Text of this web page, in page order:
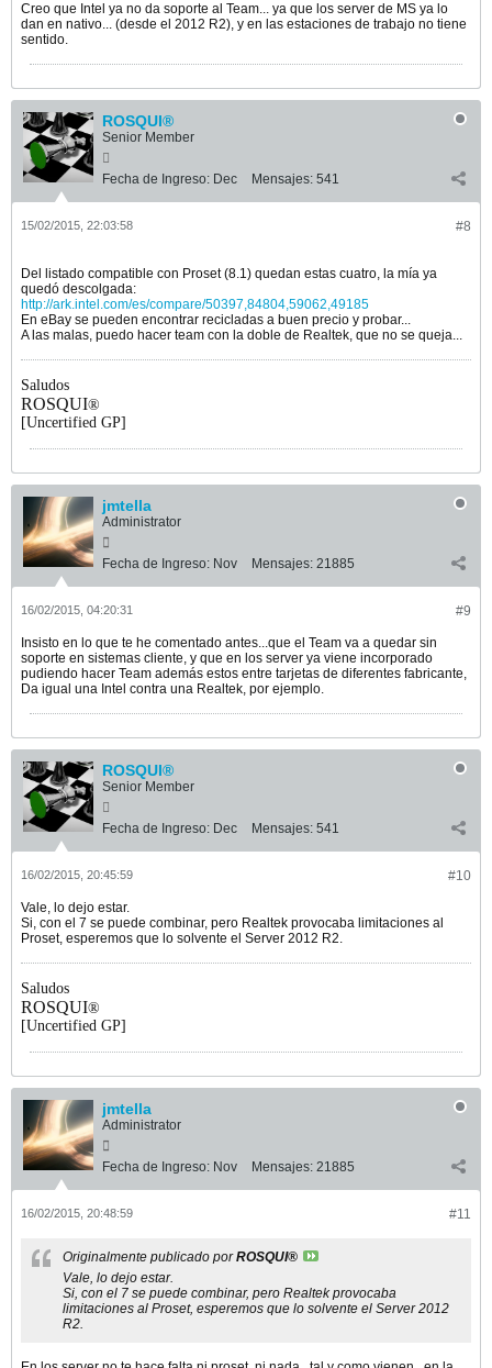
Creo que Intel ya no da soporte al Team... ya que los server de MS ya lo
dan en nativo... (desde el 2012 R2), y en las estaciones de trabajo no tiene
sentido.
ROSQUI®
Senior Member
Fecha de Ingreso: Dec Mensajes: 541
#8
15/02/2015, 22:03:58
Del listado compatible con Proset (8.1) quedan estas cuatro, la mía ya
quedó descolgada:
http://ark.intel.com/es/compare/50397,84804,59062,49185
En eBay se pueden encontrar recicladas a buen precio y probar...
A las malas, puedo hacer team con la doble de Realtek, que no se queja...
Saludos
ROSQUI®
[Uncertified GP]
jmtella
Administrator
Fecha de Ingreso: Nov Mensajes: 21885
#9
16/02/2015, 04:20:31
Insisto en lo que te he comentado antes...que el Team va a quedar sin
soporte en sistemas cliente, y que en los server ya viene incorporado
pudiendo hacer Team además estos entre tarjetas de diferentes fabricante,
Da igual una Intel contra una Realtek, por ejemplo.
ROSQUI®
Senior Member
Fecha de Ingreso: Dec Mensajes: 541
#10
16/02/2015, 20:45:59
Vale, lo dejo estar.
Si, con el 7 se puede combinar, pero Realtek provocaba limitaciones al
Proset, esperemos que lo solvente el Server 2012 R2.
Saludos
ROSQUI®
[Uncertified GP]
jmtella
Administrator
Fecha de Ingreso: Nov Mensajes: 21885
#11
16/02/2015, 20:48:59
Originalmente publicado porROSQUI®
Vale, lo dejo estar.
Si, con el 7 se puede combinar, pero Realtek provocaba
limitaciones al Proset, esperemos que lo solvente el Server 2012
R2.